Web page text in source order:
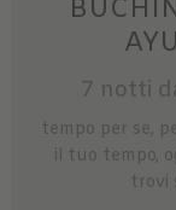
7 notti
tempo per se,
il tuo tempo,
trovi